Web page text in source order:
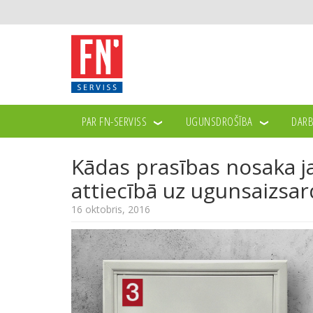
PAR FN-SERVISS UGUNSDROŠĪBA
>> JAUNUMI >> KĀDAS PRASĪBAS NOSAKA JAUNIE
Kādas prasības nosaka
attiecībā uz
16 oktobris, 2016